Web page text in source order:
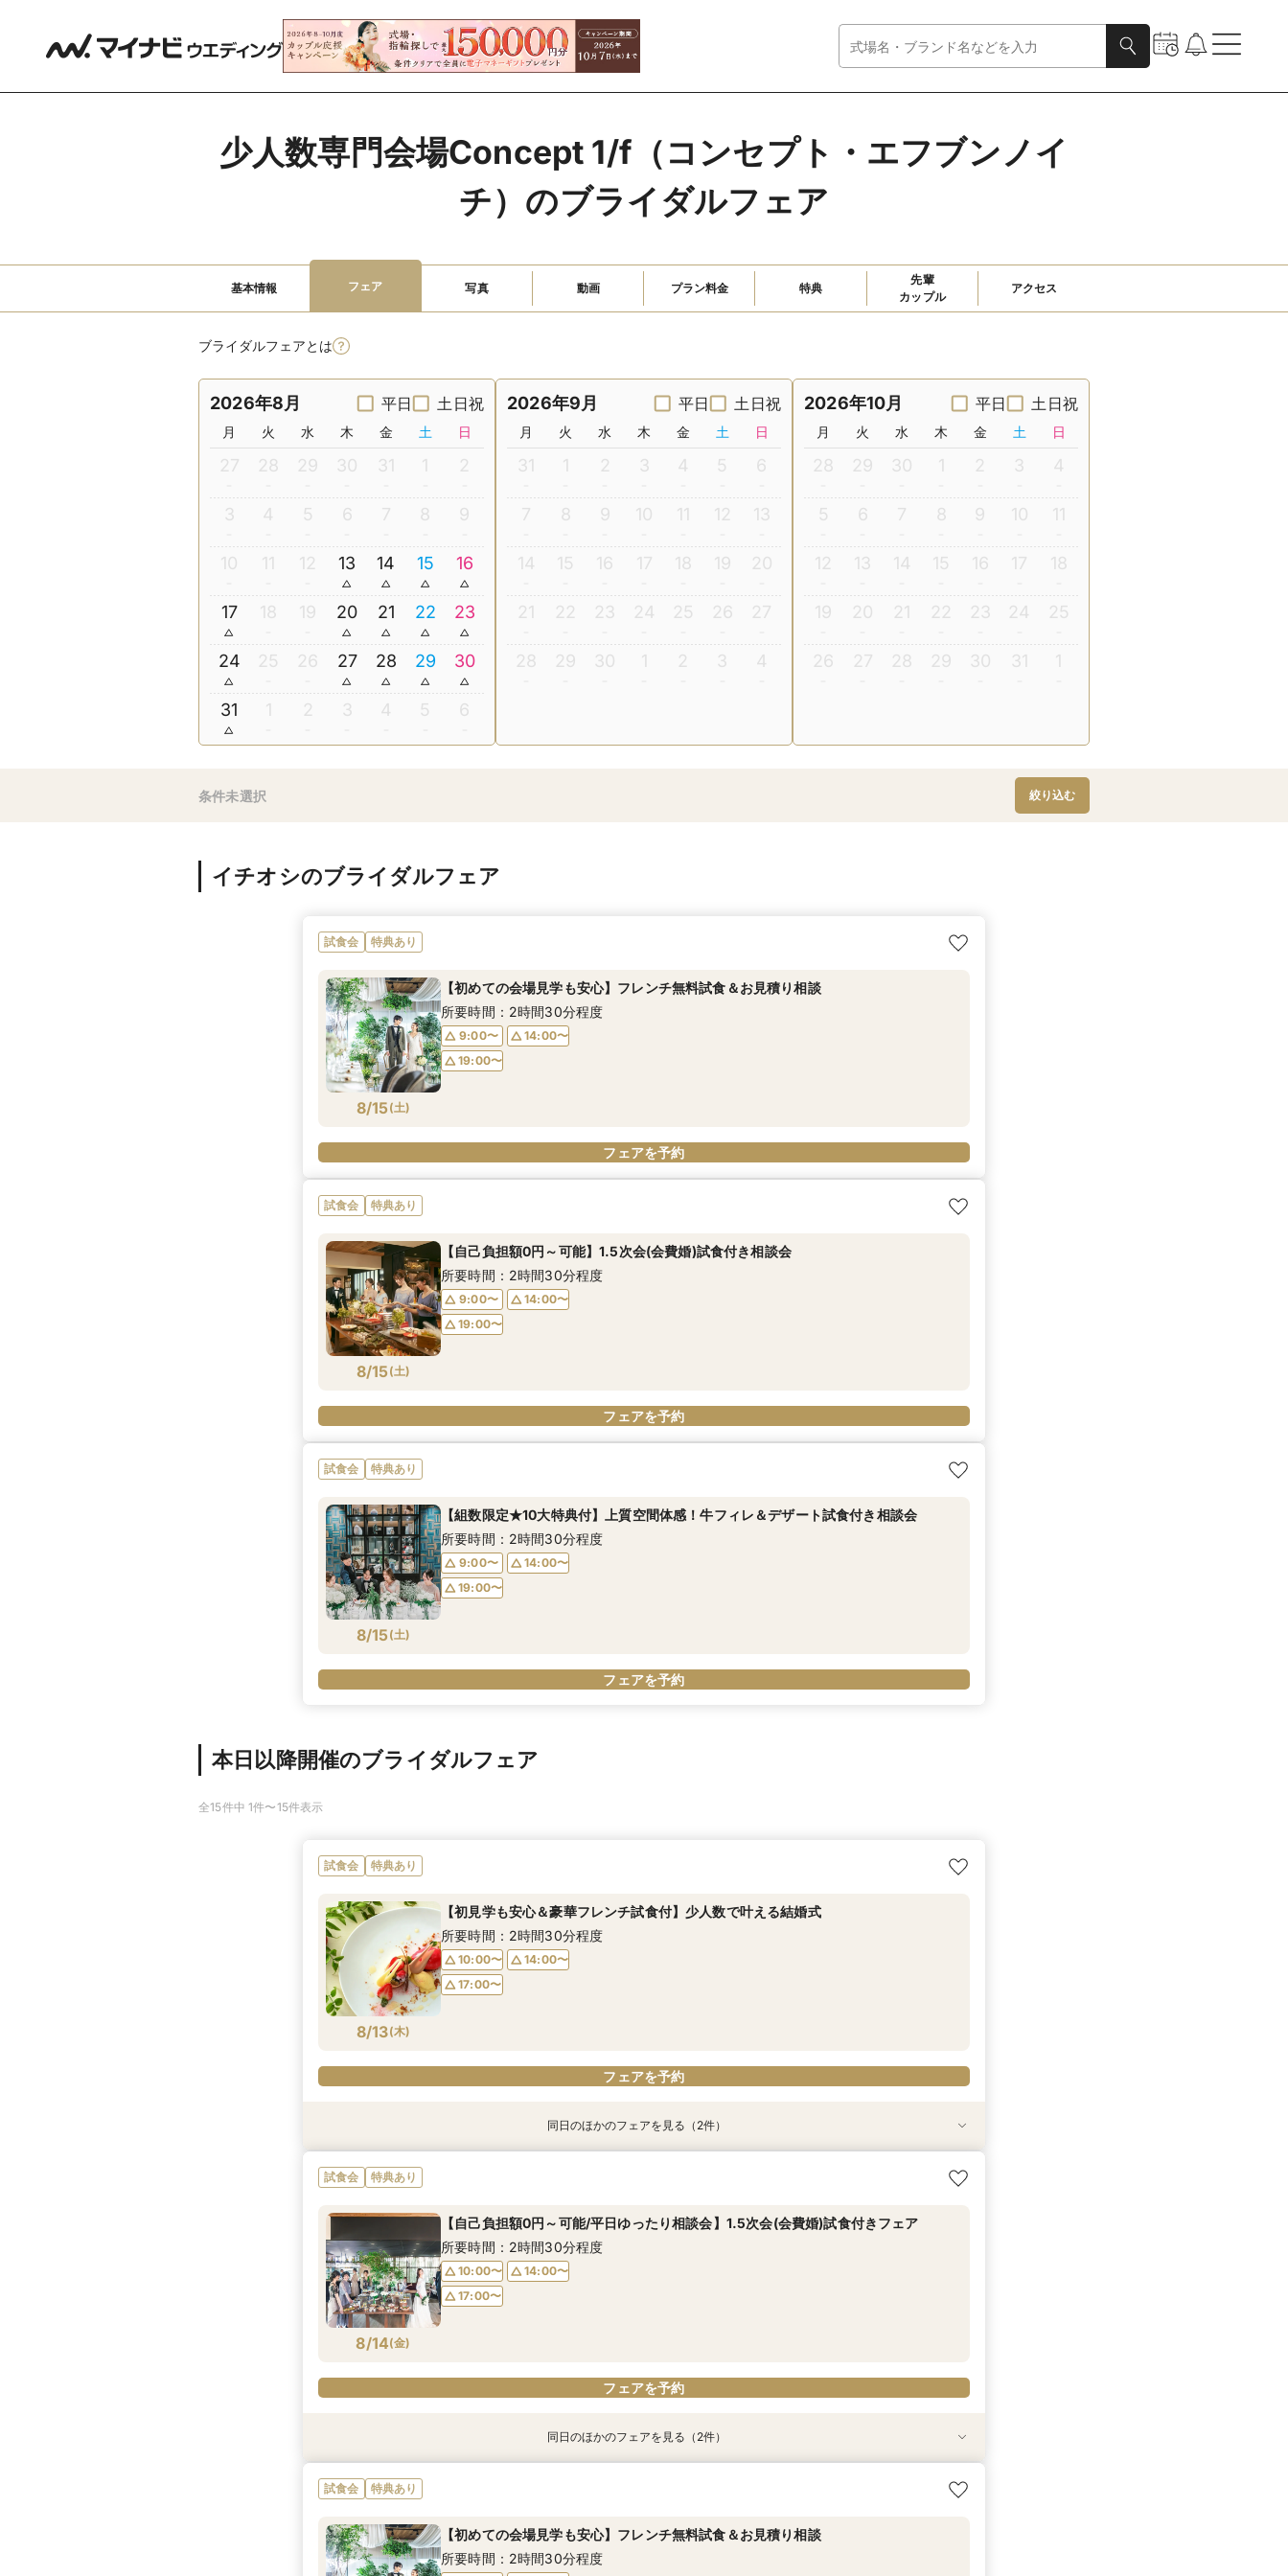
少人数専門会場Concept 1/f（コンセプト・エフブンノイ
チ）のブライダルフェア
基本情報 フェア 写真 動画 プラン料金 特典
先輩
カップル
アクセス
ブライダルフェアとは
2026年8月 平日 土日祝
月 火 水 木 金 土 日
27 28 29 30 31 1 2
3 4 5 6 7 8 9
10 11 12 13 14 15 16
17 18 19 20 21 22 23
24 25 26 27 28 29 30
31 1 2 3 4 5 6
2026年9月 平日 土日祝
月 火 水 木 金 土 日
31 1 2 3 4 5 6
7 8 9 10 11 12 13
14 15 16 17 18 19 20
21 22 23 24 25 26 27
28 29 30 1 2 3 4
2026年10月 平日 土日祝
月 火 水 木 金 土 日
28 29 30 1 2 3 4
5 6 7 8 9 10 11
12 13 14 15 16 17 18
19 20 21 22 23 24 25
26 27 28 29 30 31 1
条件未選択 絞り込む
イチオシのブライダルフェア
試食会 特典あり
8/15(土)
【初めての会場見学も安心】フレンチ無料試食＆お見積り相談
所要時間：2時間30分程度
9:00〜
14:00〜
19:00〜
フェアを予約
試食会 特典あり
8/15(土)
【自己負担額0円～可能】1.5次会(会費婚)試食付き相談会
所要時間：2時間30分程度
9:00〜
14:00〜
19:00〜
フェアを予約
試食会 特典あり
8/15(土)
【組数限定★10大特典付】上質空間体感！牛フィレ＆デザート試食付き相談会
所要時間：2時間30分程度
9:00〜
14:00〜
19:00〜
フェアを予約
本日以降開催のブライダルフェア
全15件中 1件〜15件表示
試食会 特典あり
8/13(木)
【初見学も安心＆豪華フレンチ試食付】少人数で叶える結婚式
所要時間：2時間30分程度
10:00〜
14:00〜
17:00〜
フェアを予約
8/13(木)
10:00〜
14:00〜
17:00〜
8/13(木)
10:00〜
14:00〜
17:00〜
同日のほかのフェアを見る（2件）
試食会 特典あり
8/14(金)
【自己負担額0円～可能/平日ゆったり相談会】1.5次会(会費婚)試食付きフェア
所要時間：2時間30分程度
10:00〜
14:00〜
17:00〜
フェアを予約
10:00〜
14:00〜
17:00〜
10:00〜
14:00〜
17:00〜
同日のほかのフェアを見る（2件）
試食会 特典あり
【初めての会場見学も安心】フレンチ無料試食＆お見積り相談
所要時間：2時間30分程度